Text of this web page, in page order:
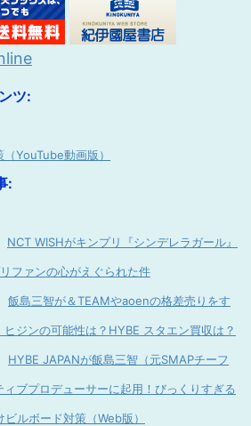
ツ:
YouTube動画版）
:
NCT WISHがキンプリ『シンデレラガール』
ファンの心がえぐられた件
飯島三智が＆TEAMやaoenの格差売りをす
ジンの可能性は？HYBE スタエン買収は？
HYBE JAPANが飯島三智（元SMAPチーフ
ブプロデューサーに起用！びっくりすぎる
ルボード対策（Web版）